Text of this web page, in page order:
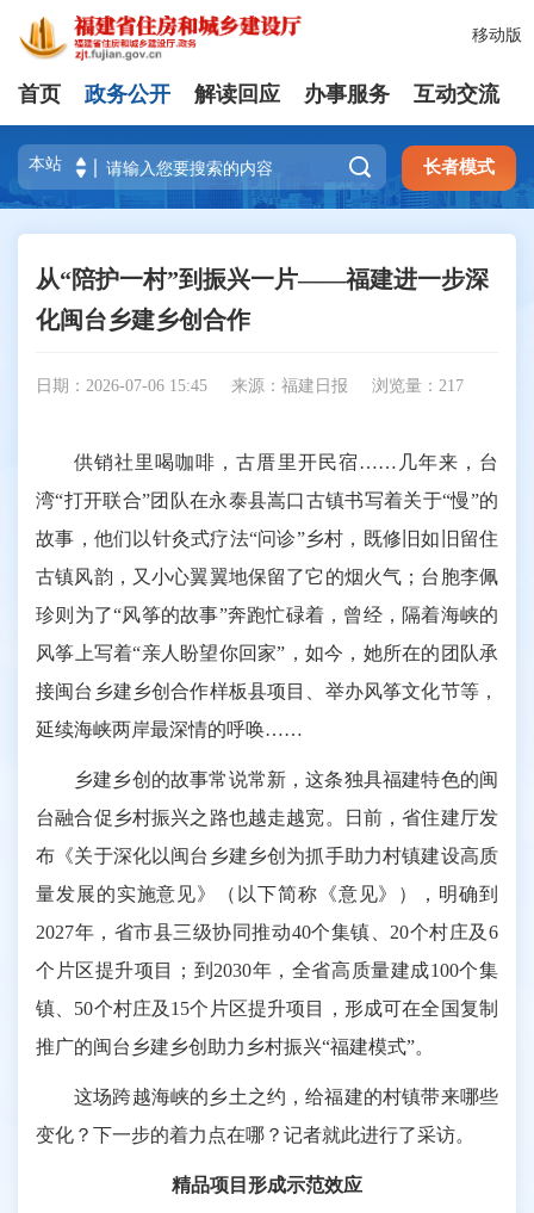
移动版
首页 政务公开 解读回应 办事服务 互动交流
 长者模式
从“陪护一村”到振兴一片——福建进一步深
化闽台乡建乡创合作
日期：2026-07-06 15:45 来源：福建日报 浏览量： 217
供销社里喝咖啡，古厝里开民宿……几年来，台
湾“打开联合”团队在永泰县嵩口古镇书写着关于“慢”的
故事，他们以针灸式疗法“问诊”乡村，既修旧如旧留住
古镇风韵，又小心翼翼地保留了它的烟火气；台胞李佩
珍则为了“风筝的故事”奔跑忙碌着，曾经，隔着海峡的
风筝上写着“亲人盼望你回家”，如今，她所在的团队承
接闽台乡建乡创合作样板县项目、举办风筝文化节等，
延续海峡两岸最深情的呼唤……
乡建乡创的故事常说常新，这条独具福建特色的闽
台融合促乡村振兴之路也越走越宽。日前，省住建厅发
布《关于深化以闽台乡建乡创为抓手助力村镇建设高质
量发展的实施意见》（以下简称《意见》），明确到
2027年，省市县三级协同推动40个集镇、20个村庄及6
个片区提升项目；到2030年，全省高质量建成100个集
镇、50个村庄及15个片区提升项目，形成可在全国复制
推广的闽台乡建乡创助力乡村振兴“福建模式”。
这场跨越海峡的乡土之约，给福建的村镇带来哪些
变化？下一步的着力点在哪？记者就此进行了采访。
精品项目形成示范效应